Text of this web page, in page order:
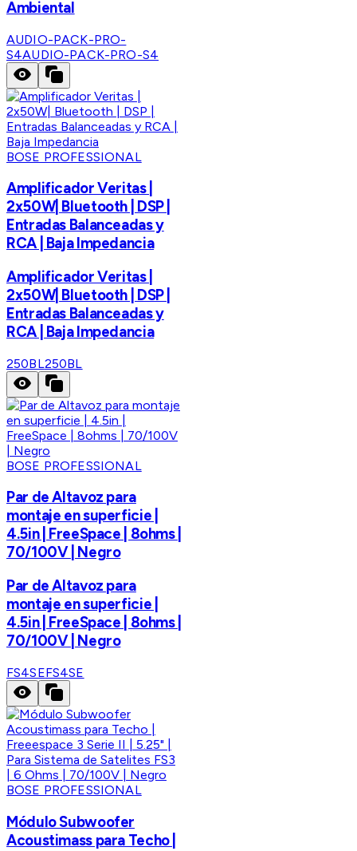
Ambiental
AUDIO-PACK-PRO-
S4AUDIO-PACK-PRO-S4
BOSE PROFESSIONAL
Amplificador Veritas |
2x50W| Bluetooth | DSP |
Entradas Balanceadas y
RCA | Baja Impedancia
Amplificador Veritas |
2x50W| Bluetooth | DSP |
Entradas Balanceadas y
RCA | Baja Impedancia
250BL250BL
BOSE PROFESSIONAL
Par de Altavoz para
montaje en superficie |
4.5in | FreeSpace | 8ohms |
70/100V | Negro
Par de Altavoz para
montaje en superficie |
4.5in | FreeSpace | 8ohms |
70/100V | Negro
FS4SEFS4SE
BOSE PROFESSIONAL
Módulo Subwoofer
Acoustimass para Techo |